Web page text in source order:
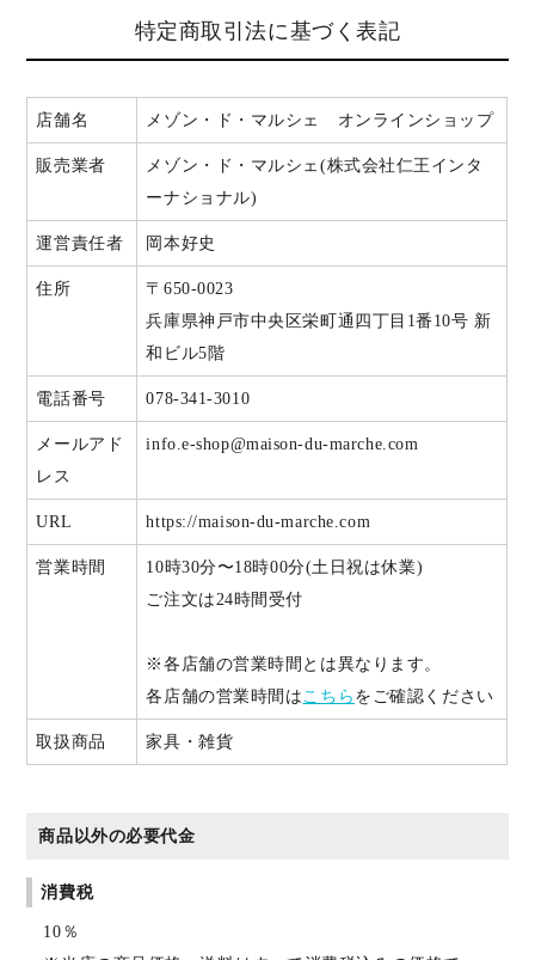
特定商取引法に基づく表記
店舗名 メゾン・ド・マルシェ オンラインショップ
販売業者
メゾン・ド・マルシェ(株式会社仁王インタ
ーナショナル)
運営責任者 岡本好史
住所
〒650-0023
兵庫県神戸市中央区栄町通四丁目1番10号 新
和ビル5階
電話番号 078-341-3010
メールアド
レス
info.e-shop@maison-du-marche.com
URL https://maison-du-marche.com
営業時間
10時30分〜18時00分(土日祝は休業)
ご注文は24時間受付
※各店舗の営業時間とは異なります。
各店舗の営業時間はこちら をご確認ください
取扱商品 家具・雑貨
商品以外の必要代金
消費税
10％